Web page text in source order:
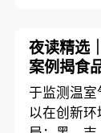
夜读精选
案例揭食
于监测温室
以在创新